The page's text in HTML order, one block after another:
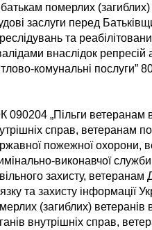
померлих (загиблих)
заслуги перед
та
внаслідок
комунальні послуги”
090204 „Пільги ветеранам
справ, ветеранам
пожежної охорони,
виконавчої
захисту,
та захисту інформації
(загиблих) ветеранів
внутрішніх справ,